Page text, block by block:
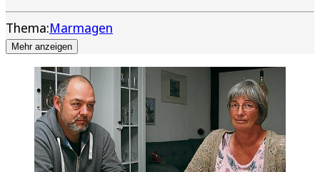
Thema:Marmagen
Mehr anzeigen